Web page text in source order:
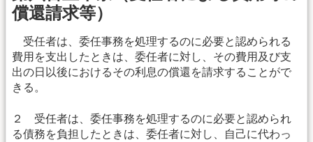
償還請求等）
受任者は、委任事務を処理するのに必要と認められる
費用を支出したときは、委任者に対し、その費用及び支
出の日以後におけるその利息の償還を請求することがで
きる。
２ 受任者は、委任事務を処理するのに必要と認められ
る債務を負担したときは、委任者に対し、自己に代わっ